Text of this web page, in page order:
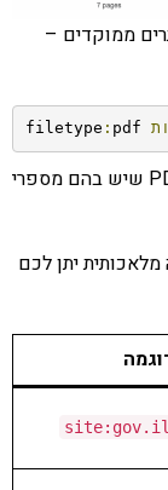
ממוקדים –
filetype : pdf
והוא יביא לכם שלל של קורות חיים בפורמט PDF שיש בהם מספרי
יתן לכם
site: gov. il